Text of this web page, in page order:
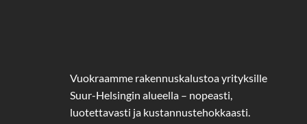
Vuokraamme rakennuskalustoa yrityksille
Suur-Helsingin alueella – nopeasti,
luotettavasti ja kustannustehokkaasti.